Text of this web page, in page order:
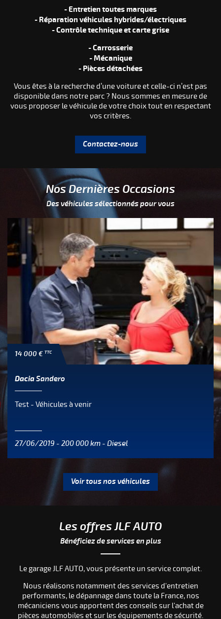
- Entretien toutes marques
- Réparation véhicules hybrides/électriques
- Contrôle technique et carte grise
- Carrosserie
- Mécanique
- Pièces détachées
Vous êtes à la recherche d’une voiture et celle-ci n’est pas
disponible dans notre parc ? Nous sommes en mesure de
vous proposer le véhicule de votre choix tout en respectant
vos critères.
Contactez-nous
Nos Dernières Occasions
Des véhicules sélectionnés pour vous
14 000 € TTC
DaciaSandero
Test - Véhicules à venir
27/06/2019 - 200 000 km - Diesel
Voir tous nos véhicules
Les offres JLF AUTO
Bénéficiez de services en plus
Le garage JLF AUTO, vous présente un service complet.
Nous réalisons notamment des services d'entretien
performants, le dépannage dans toute la France, nos
mécaniciens vous apportent des conseils sur l'achat de
pièces automobiles et sur les équipements de sécurité.